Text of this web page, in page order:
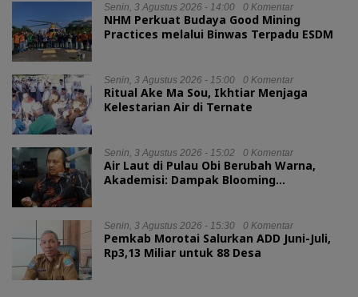
Senin, 3 Agustus 2026 - 14:00 0 Komentar
NHM Perkuat Budaya Good Mining
Practices melalui Binwas Terpadu ESDM
Senin, 3 Agustus 2026 - 15:00 0 Komentar
Ritual Ake Ma Sou, Ikhtiar Menjaga
Kelestarian Air di Ternate
Senin, 3 Agustus 2026 - 15:02 0 Komentar
Air Laut di Pulau Obi Berubah Warna,
Akademisi: Dampak Blooming
Senin, 3 Agustus 2026 - 15:30 0 Komentar
Pemkab Morotai Salurkan ADD Juni-Juli,
Rp3,13 Miliar untuk 88 Desa